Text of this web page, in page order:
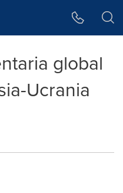
global
Ucrania